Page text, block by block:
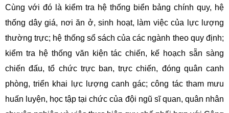
Cùng với đó là kiểm tra hệ thống biển bảng chính quy, hệ
thống dây giá, nơi ăn ở, sinh hoạt, làm việc của lực lượng
thường trực; hệ thống sổ sách của các ngành theo quy định;
kiểm tra hệ thống văn kiện tác chiến, kế hoạch sẵn sàng
chiến đấu, tổ chức trực ban, trực chiến, đóng quân canh
phòng, triển khai lực lượng canh gác; công tác tham mưu
huấn luyện, học tập tại chức của đội ngũ sĩ quan, quân nhân